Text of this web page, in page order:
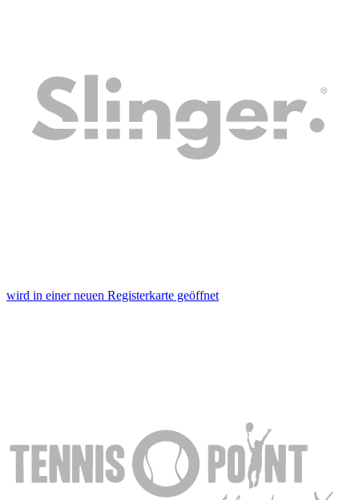
wird in einer neuen Registerkarte geöffnet